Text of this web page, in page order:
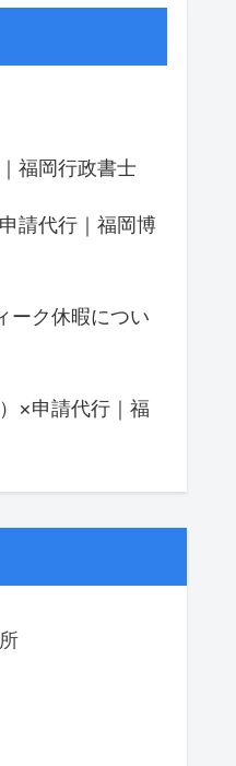
福岡行政書士
請代行｜福岡博
ク休暇につい
×申請代行｜福